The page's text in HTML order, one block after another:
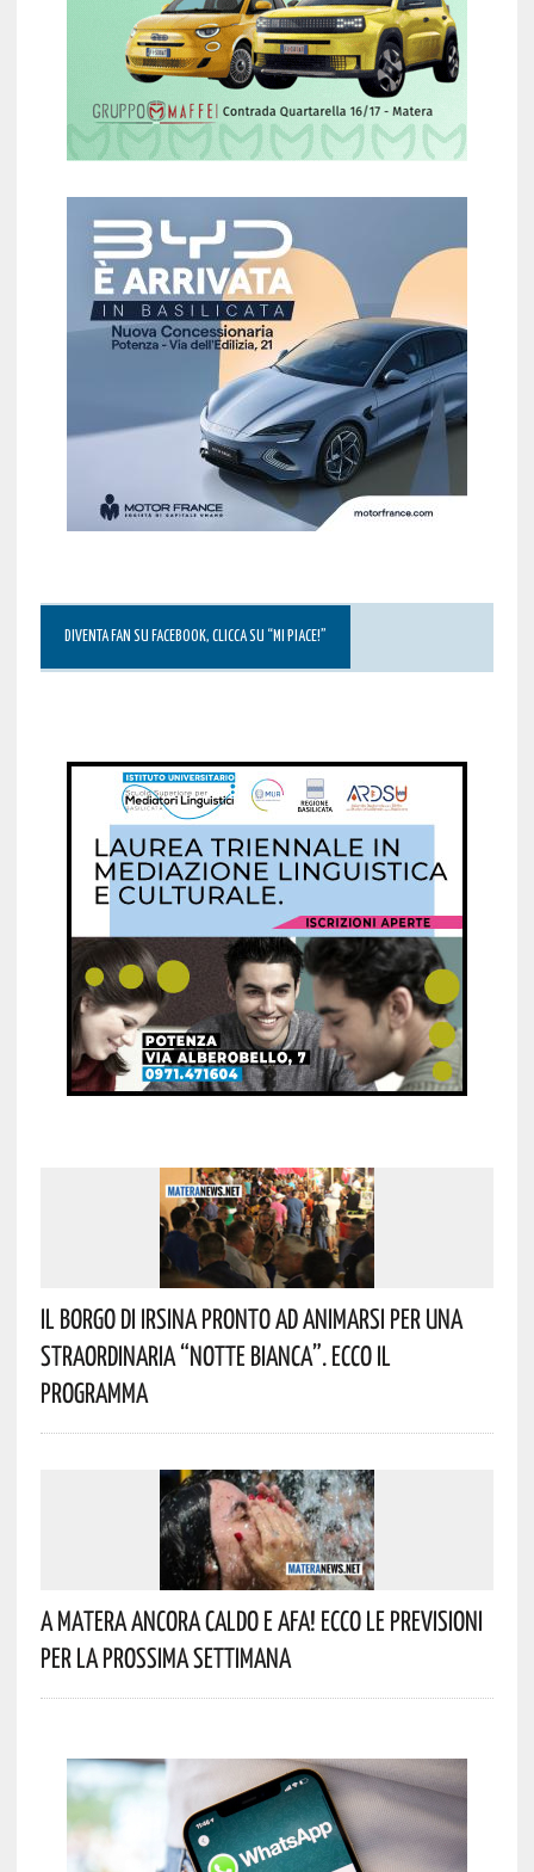
DIVENTA FAN SU FACEBOOK, CLICCA SU “MI PIACE!”
Il Borgo Di Irsina Pronto Ad Animarsi Per Una
Straordinaria “Notte Bianca”. Ecco Il
Programma
A Matera Ancora Caldo E Afa! Ecco Le Previsioni
Per La Prossima Settimana